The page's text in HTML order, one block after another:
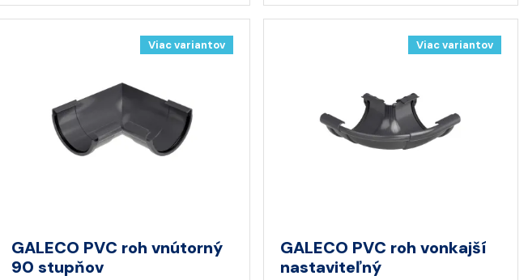
Viac variantov
GALECO PVC roh vnútorný
90 stupňov
Viac variantov
GALECO PVC roh vonkajší
nastaviteľný